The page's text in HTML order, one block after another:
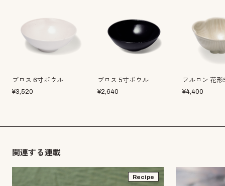
ブロス 6寸ボウル
¥3,520
ブロス 5寸ボウル
¥2,640
フルロン 花
¥4,400
関連する連載
Recipe